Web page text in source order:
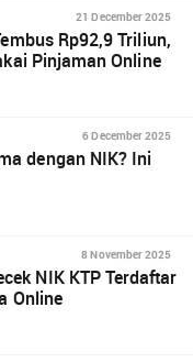
21 December 2025
Rp92,9 Triliun,
Pinjaman Online
6 December 2025
dengan NIK? Ini
8 November 2025
NIK KTP Terdaftar
Online